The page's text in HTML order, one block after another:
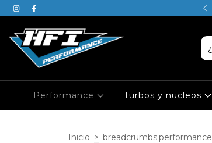
JUSTIN ES DE PISCIS
Performance Turbos y nucleos
Inicio > breadcrumbs.performance